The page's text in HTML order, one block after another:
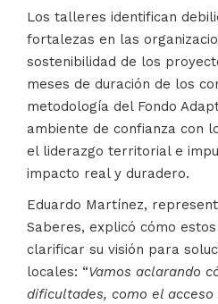
Los talleres identifican
fortalezas en las
sostenibilidad de los
meses de duración de los
metodología del Fondo
ambiente de confianza con
el liderazgo territorial e
impacto real y duradero.
Eduardo Martínez,
Saberes, explicó cómo
clarificar su visión para
locales: “Vamos aclarando
dificultades, como el